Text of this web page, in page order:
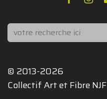
Rechercher
© 2013-2026
Collectif Art et Fibre NJF